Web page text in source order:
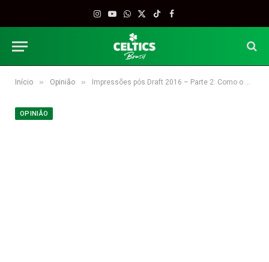
Instagram
YouTube
WhatsApp
X
TikTokFacebook
Início » Opinião » Impressões pós Draft 2016 – Parte 2: Como o Celtics foi no Recrutamento e o que esperar para o Futuro?
OPINIÃO